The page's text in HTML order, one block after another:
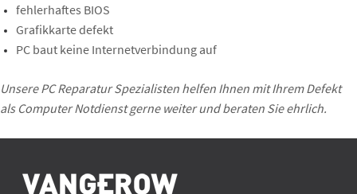
fehlerhaftes BIOS
Grafikkarte defekt
PC baut keine Internetverbindung auf
Unsere PC Reparatur Spezialisten helfen Ihnen mit Ihrem Defekt
als Computer Notdienst gerne weiter und beraten Sie ehrlich.